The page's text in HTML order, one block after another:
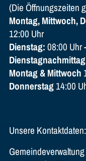
(Die Öffnungszeiten
Montag, Mittwoch,
12:00 Uhr
Dienstag:08:00 Uhr
Montag & Mittwoch
Donnerstag14:00
Unsere Kontaktdaten:
Gemeindeverwaltung